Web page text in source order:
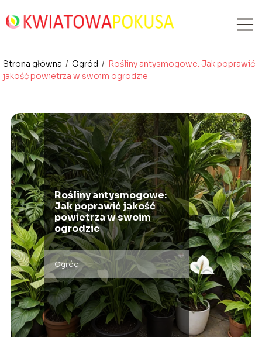
Strona główna / Ogród / Rośliny antysmogowe: Jak poprawić
jakość powietrza w swoim ogrodzie
Rośliny antysmogowe:
Jak poprawić jakość
powietrza w swoim
ogrodzie
Ogród